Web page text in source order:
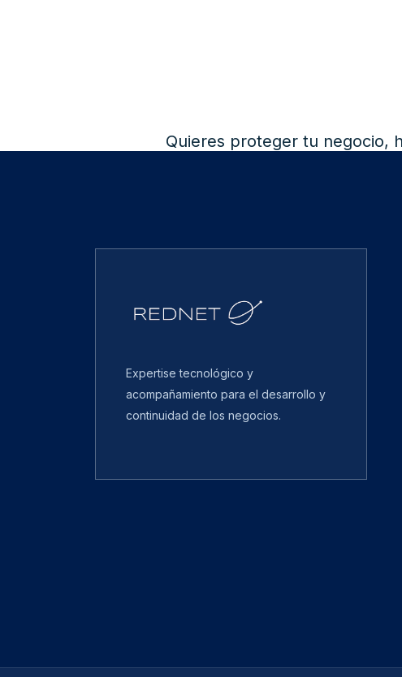
Quieres proteger tu negocio,
Expertise tecnológico y
acompañamiento para el desarrollo y
continuidad de los negocios.